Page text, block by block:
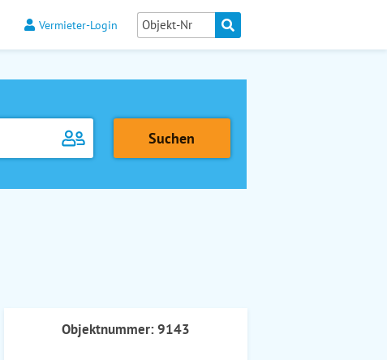
Vermieter-Login
Objektnummer: 9143